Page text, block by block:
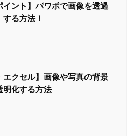
イント】パワポで画像を透過
する方法！
エクセル】画像や写真の背景
明化する方法